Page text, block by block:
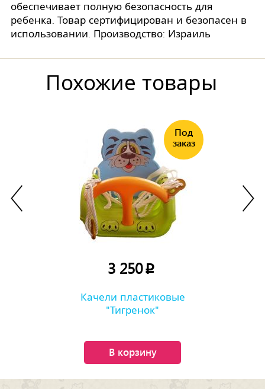
обеспечивает полную безопасность для
ребенка. Товар сертифицирован и безопасен в
использовании. Производство: Израиль
Похожие товары
3 250p
Качели пластиковые
"Тигренок"
В корзину